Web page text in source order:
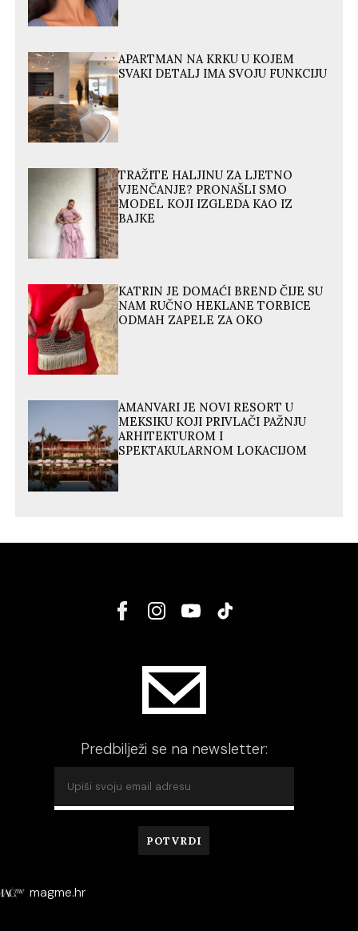
APARTMAN NA KRKU U KOJEM
SVAKI DETALJ IMA SVOJU FUNKCIJU
TRAŽITE HALJINU ZA LJETNO
VJENČANJE? PRONAŠLI SMO
MODEL KOJI IZGLEDA KAO IZ
BAJKE
KATRIN JE DOMAĆI BREND ČIJE SU
NAM RUČNO HEKLANE TORBICE
ODMAH ZAPELE ZA OKO
AMANVARI JE NOVI RESORT U
MEKSIKU KOJI PRIVLAČI PAŽNJU
ARHITEKTUROM I
SPEKTAKULARNOM LOKACIJOM
Predbilježi se na newsletter:
magme.hr